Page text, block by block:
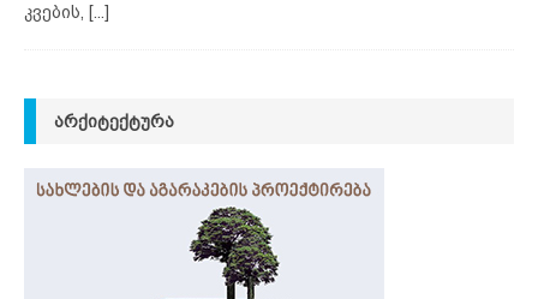
კვების,
[...]
ᲐᲠᲥᲘᲢᲔᲥᲢᲣᲠᲐ